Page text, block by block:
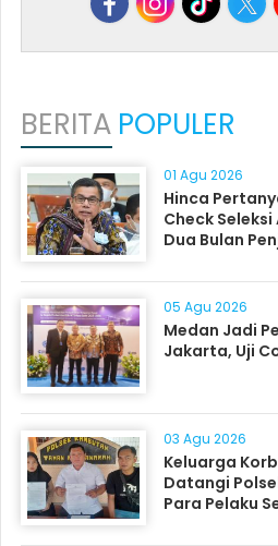
BERITA POPULER
01 Agu 2026
Hinca
Check Seleksi
Dua Bulan
05 Agu 2026
Medan Jadi
Jakarta, Uji
03 Agu 2026
Keluarga
Datangi
Para Pelaku